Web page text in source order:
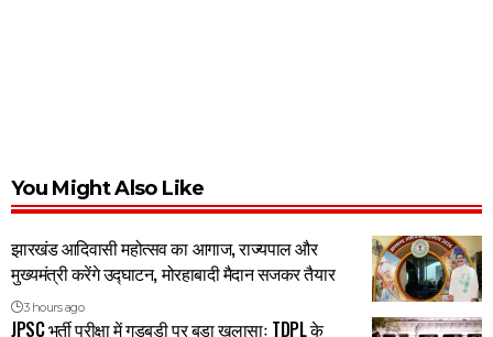
You Might Also Like
झारखंड आदिवासी महोत्सव का आगाज, राज्यपाल और
मुख्यमंत्री करेंगे उद्घाटन, मोरहाबादी मैदान सजकर तैयार
3 hours ago
JPSC भर्ती परीक्षा में गड़बड़ी पर बड़ा खुलासाः TDPL के